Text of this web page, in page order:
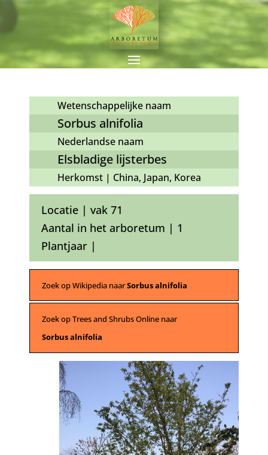
Wetenschappelijke naam
Sorbus alnifolia
Nederlandse naam
Elsbladige lijsterbes
Herkomst | China, Japan, Korea
Locatie | vak 71
Aantal in het arboretum | 1
Plantjaar |
Zoek op Wikipedia naarSorbus alnifolia
Zoek op Trees and Shrubs Online naar
Sorbus alnifolia